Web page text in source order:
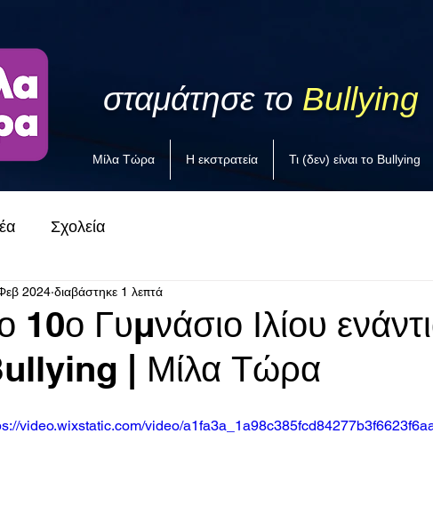
σταμάτησε το Bullying
Μίλα Τώρα Η εκστρατεία Τι (δεν) είναι το Bullying
Σχολεία
10ο Γυμνάσιο Ιλίου
| Μίλα Τώρα
2024 διαβάστηκε 1 λεπτά
video.wixstatic.com/video/